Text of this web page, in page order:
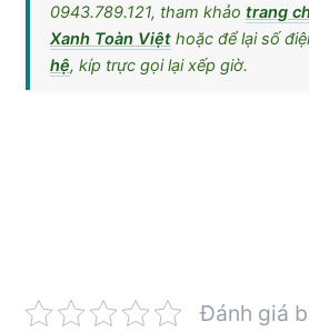
0943.789.121, tham khảo trang
Xanh Toàn Việt hoặc để lại số
hệ, kíp trực gọi lại xếp giờ.
Đánh giá